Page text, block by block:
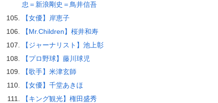
忠＝新浪剛史＝鳥井信吾
【女優】岸恵子
【Mr.Children】桜井和寿
【ジャーナリスト】池上彰
【プロ野球】藤川球児
【歌手】米津玄師
【女優】千堂あきほ
【キング観光】権田盛秀